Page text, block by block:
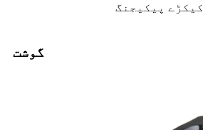
کیکڑے پیکیجنگ
گوشت